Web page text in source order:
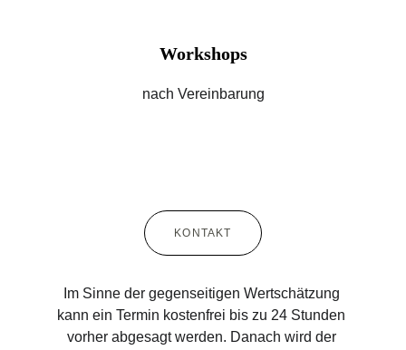
nach Vereinbarung
Workshops
KONTAKT
Im Sinne der gegenseitigen Wertschätzung
kann ein Termin kostenfrei bis zu 24 Stunden
vorher abgesagt werden. Danach wird der